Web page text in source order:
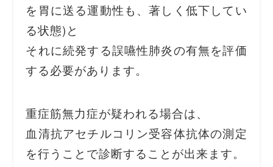
を胃に送る運動性も、著しく低下してい
る状態)と
それに続発する誤嚥性肺炎の有無を評価
する必要があります。
重症筋無力症が疑われる場合は、
血清抗アセチルコリン受容体抗体の測定
を行うことで診断することが出来ます。